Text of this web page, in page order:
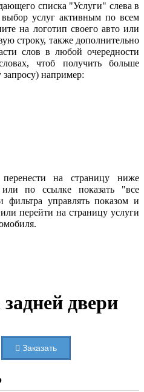
списка "Услуги" слева в
выбор услуг активным по всем
на логотип своего авто или
строку, также дополнительно
слов в любой очередности
чтоб получить больше
запросу) например:
на страницу ниже
по ссылке показать "все
фильтра управлять показом и
перейти на страницу услуги
двери
Заказать